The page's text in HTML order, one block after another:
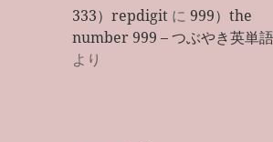
333）repdigit に999）the
number 999 – つぶやき英単語
より